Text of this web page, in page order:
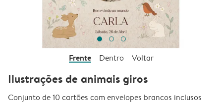
Frente Dentro Voltar
Ilustrações de animais giros
Conjunto de 10 cartões com envelopes brancos inclusos